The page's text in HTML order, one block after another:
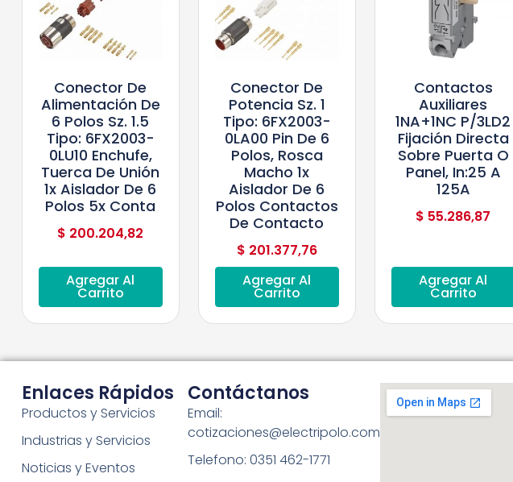
Conector De
Alimentación De
6 Polos Sz. 1.5
Tipo: 6FX2003-
0LU10 Enchufe,
Tuerca De Unión
1x Aislador De 6
Polos 5x Conta
$ 200.204,82
Agregar Al
Carrito
Conector De
Potencia Sz. 1
Tipo: 6FX2003-
0LA00 Pin De 6
Polos, Rosca
Macho 1x
Aislador De 6
Polos Contactos
De Contacto
$ 201.377,76
Agregar Al
Carrito
Contactos
Auxiliares
1NA+1NC P/3LD2
Fijación Directa
Sobre Puerta O
Panel, In:25 A
125A
$ 55.286,87
Agregar Al
Carrito
Enlaces Rápidos
Productos y Servicios
Industrias y Servicios
Noticias y Eventos
Contáctanos
Email:
cotizaciones@electripolo.com
Telefono: 0351 462-1771